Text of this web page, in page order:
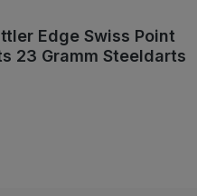
Edge Swiss Point
23 Gramm Steeldarts